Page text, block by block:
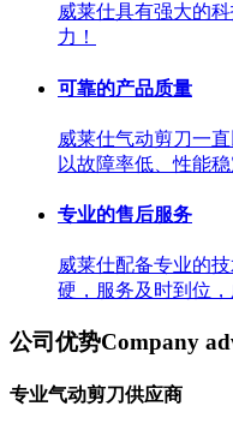
威莱仕具有强大的
力！
可靠的产品质量
威莱仕气动剪刀一
以故障率低、性能
专业的售后服务
威莱仕配备专业的
硬，服务及时到位
公司优势Company
专业气动剪刀供应商